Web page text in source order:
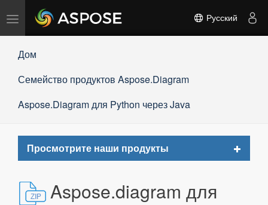
Переключить
навигацию
Русский
Дом
Семейство продуктов Aspose.Diagram
Aspose.Diagram для Python через Java
Просмотрите наши продукты
Toggle
Aspose.diagram для